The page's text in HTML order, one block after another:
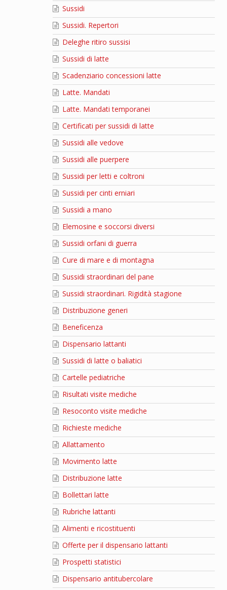
Sussidi
Sussidi. Repertori
Deleghe ritiro sussisi
Sussidi di latte
Scadenziario concessioni latte
Latte. Mandati
Latte. Mandati temporanei
Certificati per sussidi di latte
Sussidi alle vedove
Sussidi alle puerpere
Sussidi per letti e coltroni
Sussidi per cinti erniari
Sussidi a mano
Elemosine e soccorsi diversi
Sussidi orfani di guerra
Cure di mare e di montagna
Sussidi straordinari del pane
Sussidi straordinari. Rigidità stagione
Distribuzione generi
Beneficenza
Dispensario lattanti
Sussidi di latte o baliatici
Cartelle pediatriche
Risultati visite mediche
Resoconto visite mediche
Richieste mediche
Allattamento
Movimento latte
Distribuzione latte
Bollettari latte
Rubriche lattanti
Alimenti e ricostituenti
Offerte per il dispensario lattanti
Prospetti statistici
Dispensario antitubercolare